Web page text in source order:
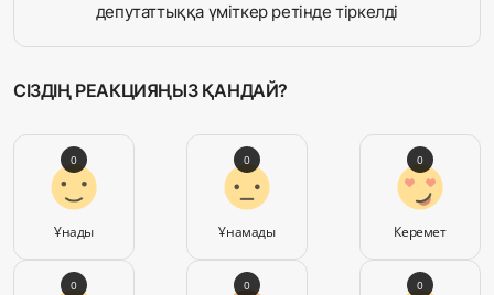
депутаттыққа үміткер ретінде тіркелді
СІЗДІҢ РЕАКЦИЯҢЫЗ ҚАНДАЙ?
Ұнады
0
Ұнамады
0
Керемет
0
0 0 0